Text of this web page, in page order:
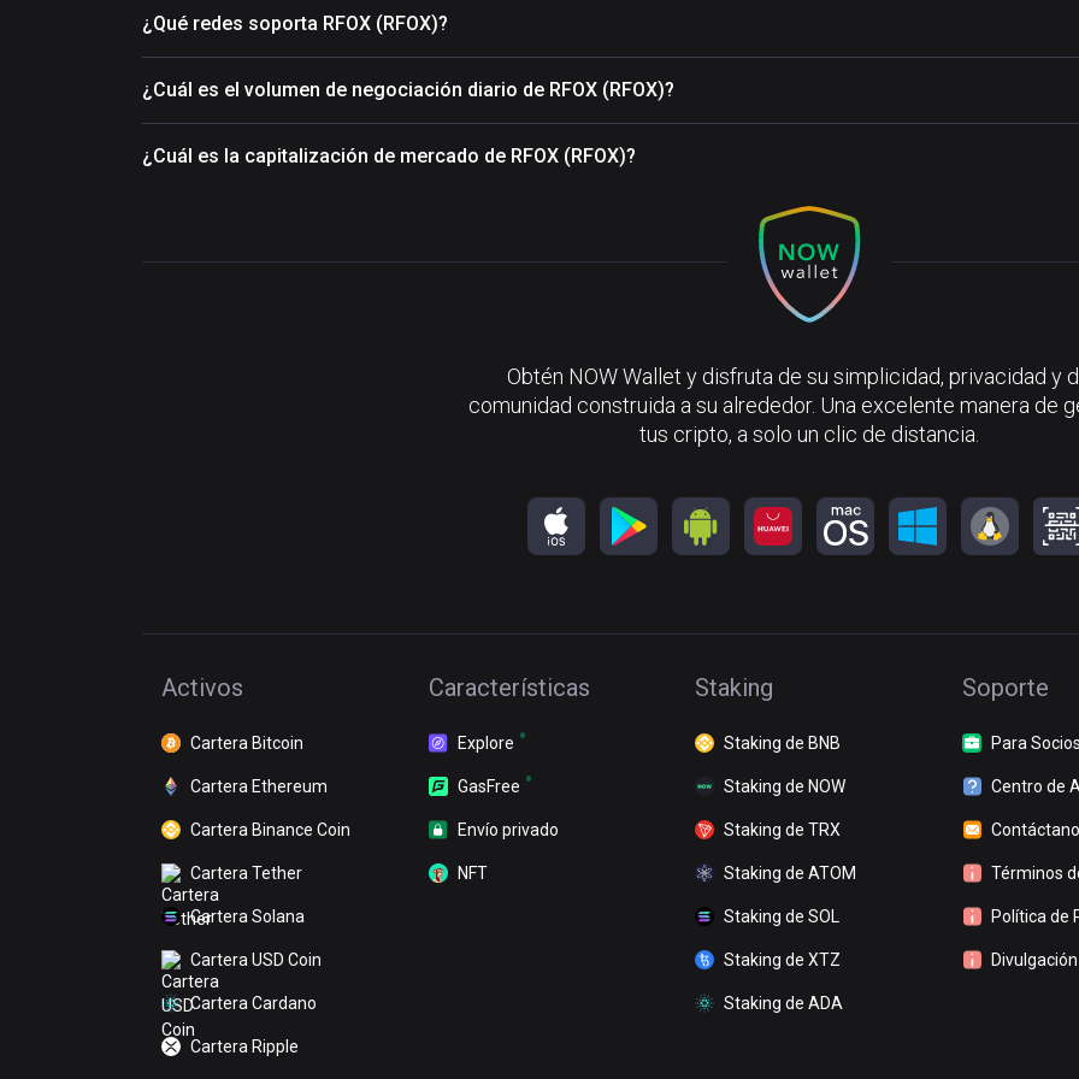
¿Qué redes soporta RFOX (RFOX)?
¿Cuál es el volumen de negociación diario de RFOX (RFOX)?
¿Cuál es la capitalización de mercado de RFOX (RFOX)?
Obtén NOW Wallet y disfruta de su simplicidad, privacidad y
comunidad construida a su alrededor. Una excelente manera de
tus cripto, a solo un clic de distancia.
Activos
Cartera Bitcoin
Cartera Ethereum
Cartera Binance Coin
Cartera Tether
Cartera Solana
Cartera USD Coin
Cartera Cardano
Cartera Ripple
Características
Explore
GasFree
Envío privado
NFT
Staking
Staking de BNB
Staking de NOW
Staking de TRX
Staking de ATOM
Staking de SOL
Staking de XTZ
Staking de ADA
Soporte
Para Socios
Centro de
Términos
Política de